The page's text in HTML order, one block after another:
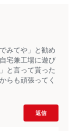
みてや」と勧め
宅兼工場に遊び
と言って貰った
らも頑張ってく
返信